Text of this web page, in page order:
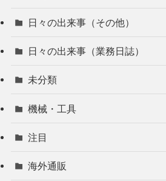
日々の出来事（その他）
日々の出来事（業務日誌）
未分類
機械・工具
注目
海外通販